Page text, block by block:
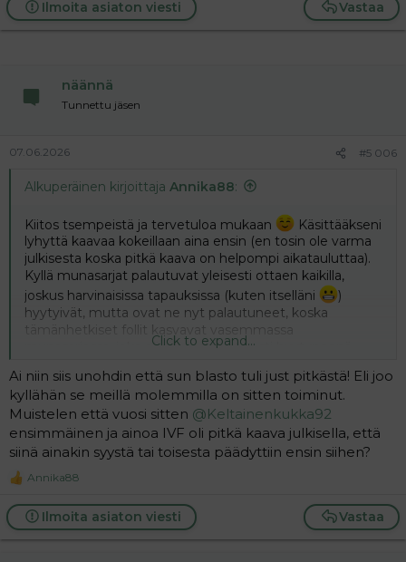
Vastaa
Ilmoita asiaton viesti
näännä
Tunnettu jäsen
07.06.2026 #5 006
Alkuperäinen kirjoittaja Annika88:
Kiitos tsempeistä ja tervetuloa mukaan
Käsittääkseni
lyhyttä kaavaa kokeillaan aina ensin (en tosin ole varma
julkisesta koska pitkä kaava on helpompi aikatauluttaa).
Kyllä munasarjat palautuvat yleisesti ottaen kaikilla,
joskus harvinaisissa tapauksissa (kuten itselläni
)
hyytyivät, mutta ovat ne nyt palautuneet, koska
tämänhetkiset follit kasvavat vasemmassa
munasarjassa, joka oli marraskuusta asti hyytyneenä.
lyhyt ja nopea, pitkä tuntui ikuisuuden kestävältä
sumutteluineen. Itse sain kuitenkin tähän saakka ainoan
solun ja blaston juurikin pitkästä. Ei pitkää kannata pelätä
siis kuitenkaan
Click to expand...
Ai niin siis unohdin että sun blasto tuli just pitkästä! Eli joo
kyllähän se meillä molemmilla on sitten toiminut.
Muistelen että vuosi sitten @Keltainenkukka92
ensimmäinen ja ainoa IVF oli pitkä kaava julkisella, että
siinä ainakin syystä tai toisesta päädyttiin ensin siihen?
R
a
c
t
Annika88
Vastaa
Ilmoita asiaton viesti